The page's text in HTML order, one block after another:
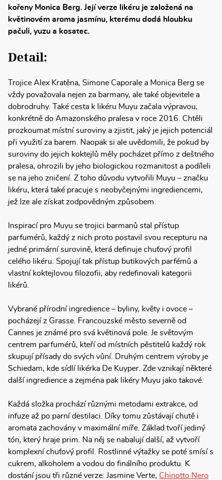
kořeny Monica Berg. Její verze likéru je založená na
květinovém aroma jasmínu, kterému dodá hloubku
pačuli, yuzu a kosatec.
Detail:
Trojice Alex Kratěna, Simone Caporale a Monica Berg se
vždy považovala nejen za barmany, ale také objevitele a
dobrodruhy. Také cesta k likéru Muyu začala výpravou,
konkrétně do Amazonského pralesa v roce 2016. Chtěli
prozkoumat místní suroviny a zjistit, jaký je jejich potenciál
při využití za barem. Naopak si ale uvědomili, že pokud by
suroviny do jejich koktejlů měly pocházet přímo z deštného
pralesa, ohrozili by jeho biologickou rozmanitost a podíleli
se na jeho zničení. Z toho důvodu vytvořili Muyu – značku
likéru, která také pracuje s neobyčejnými ingrediencemi,
jež lze ale získat zodpovědným způsobem.
Inspirací pro Muyu se trojici barmanů stal přístup
parfumérů, každý z nich proto postavil svou recepturu na
jedné primární surovině, která definuje chuťový profil
celého likéru. Spojují tak přístup butikových parfémů a
vlastní koktejlovou filozofii, aby redefinovali kategorii
likérů.
Vybrané přírodní ingredience – byliny, květy i ovoce –
pocházejí z Grasse. Francouzské město severně od
Cannes je známé pro svá květinová pole. Je světovým
centrem parfumérů, kteří od místních pěstitelů každý rok
skupují přísady do svých vůní. Druhým centrem výroby je
Schiedam, kde sídlí likérka De Kuyper. Zde vznikají některé
další ingredience a zejména pak likéry Muyu jako takové.
Každá složka prochází různými metodami extrakce, od
infuze až po parní destilaci. Díky tomu zůstávají chutě i
aromata zachovány v maximální míře. Základ tvoří jediný
tón, který hraje prim. Na něj se nabalují další, až vytvoří
komplexní chuťový profil. Rostlinné výtažky se poté smísí s
cukrem, alkoholem a vodou do finálního produktu. K
dostání jsou tři různé verze: Jasmine Verte, Chinotto Nero